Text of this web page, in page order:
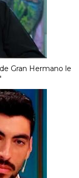
Gran Hermano le